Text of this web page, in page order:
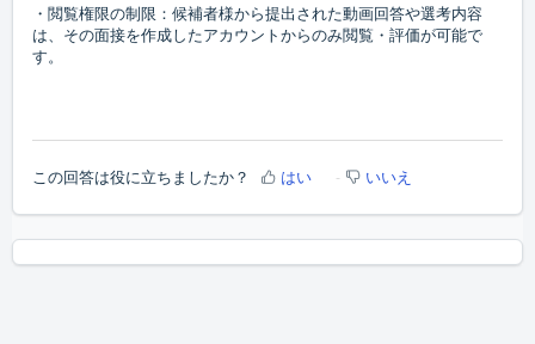
・閲覧権限の制限：候補者様から提出された動画回答や選考内容
は、その面接を作成したアカウントからのみ閲覧・評価が可能で
す。
この回答は役に立ちましたか？ はい いいえ